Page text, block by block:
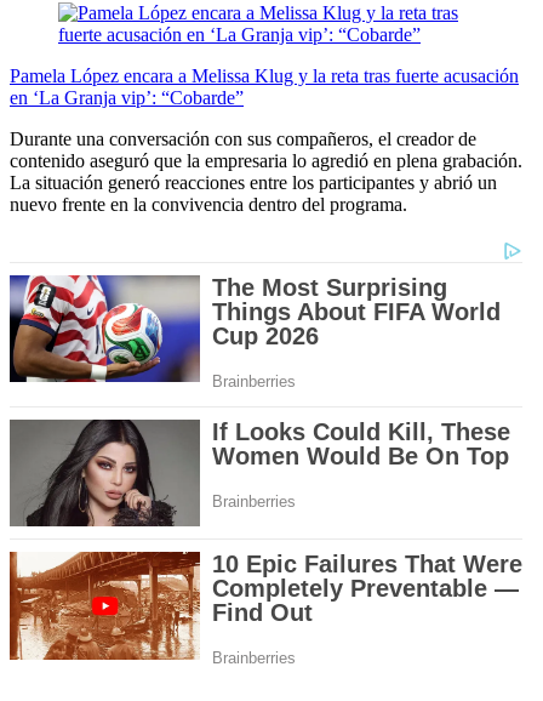
Pamela López encara a Melissa Klug y la reta tras fuerte acusación
en ‘La Granja vip’: “Cobarde”
Durante una conversación con sus compañeros, el creador de
contenido aseguró que la empresaria lo agredió en plena grabación.
La situación generó reacciones entre los participantes y abrió un
nuevo frente en la convivencia dentro del programa.